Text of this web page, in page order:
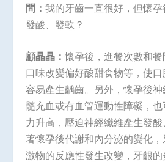
問：我的牙齒一直很好，但懷
發酸、發軟？
顧晶晶：懷孕後，進餐次數和餐
口味改變偏好酸甜食物等，使口
容易產生齲齒。另外，懷孕後
髓充血或有血管運動性障礙，
力升高，壓迫神經纖維產生發
著懷孕後代謝和內分泌的變化
激物的反應性發生改變，牙齦